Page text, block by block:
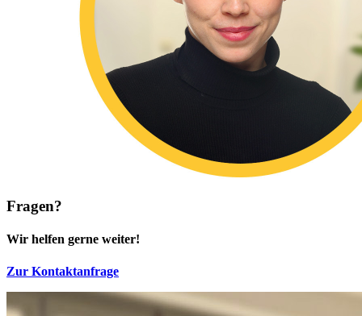
Fragen?
Wir helfen gerne weiter!
Zur Kontaktanfrage